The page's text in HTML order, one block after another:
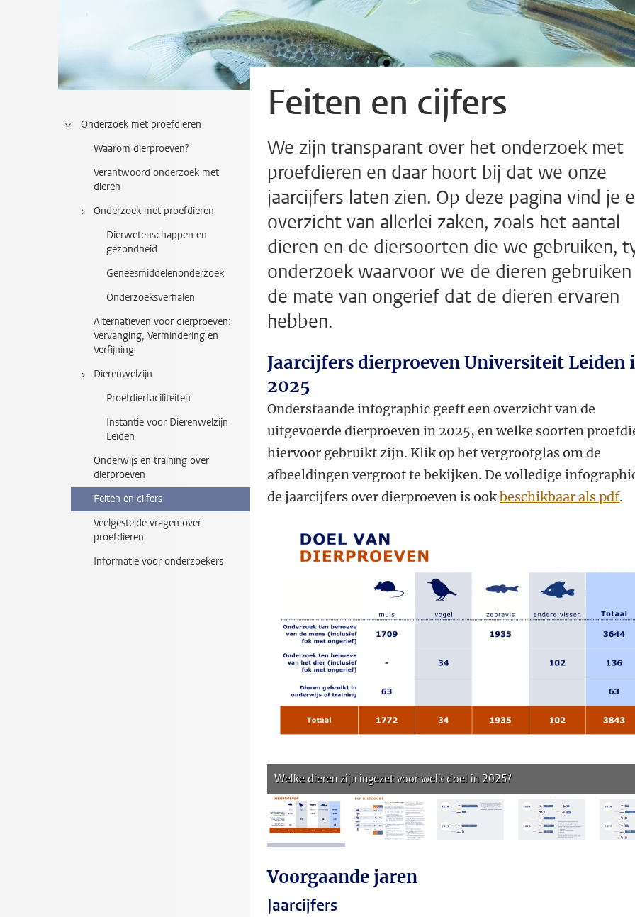
Onderzoek met proefdieren
Waarom dierproeven?
Verantwoord onderzoek met
dieren
Onderzoek met proefdieren
Dierwetenschappen en
gezondheid
Geneesmiddelenonderzoek
Onderzoeksverhalen
Alternatieven voor dierproeven:
Vervanging, Vermindering en
Verfijning
Dierenwelzijn
Proefdierfaciliteiten
Instantie voor Dierenwelzijn
Leiden
Onderwijs en training over
dierproeven
Feiten en cijfers
Veelgestelde vragen over
proefdieren
Informatie voor onderzoekers
Feiten en cijfers
We zijn transparant over het onderzoek met
proefdieren en daar hoort bij dat we onze
jaarcijfers laten zien. Op deze pagina vind je
overzicht van allerlei zaken, zoals het aantal
dieren en de diersoorten die we gebruiken,
onderzoek waarvoor we de dieren gebruiken
de mate van ongerief dat de dieren ervaren
hebben.
Jaarcijfers dierproeven Universiteit Leiden
2025
Onderstaande infographic geeft een overzicht van de
uitgevoerde dierproeven in 2025, en welke soorten
hiervoor gebruikt zijn. Klik op het vergrootglas om de
afbeeldingen vergroot te bekijken. De volledige
de jaarcijfers over dierproeven is ookbeschikbaar als pdf.
Welke dieren zijn ingezet voor welk doel in 2025?
afbeelding 1 afbeelding 2 afbeelding 3 afbeelding 4
Voorgaande jaren
Jaarcijfers